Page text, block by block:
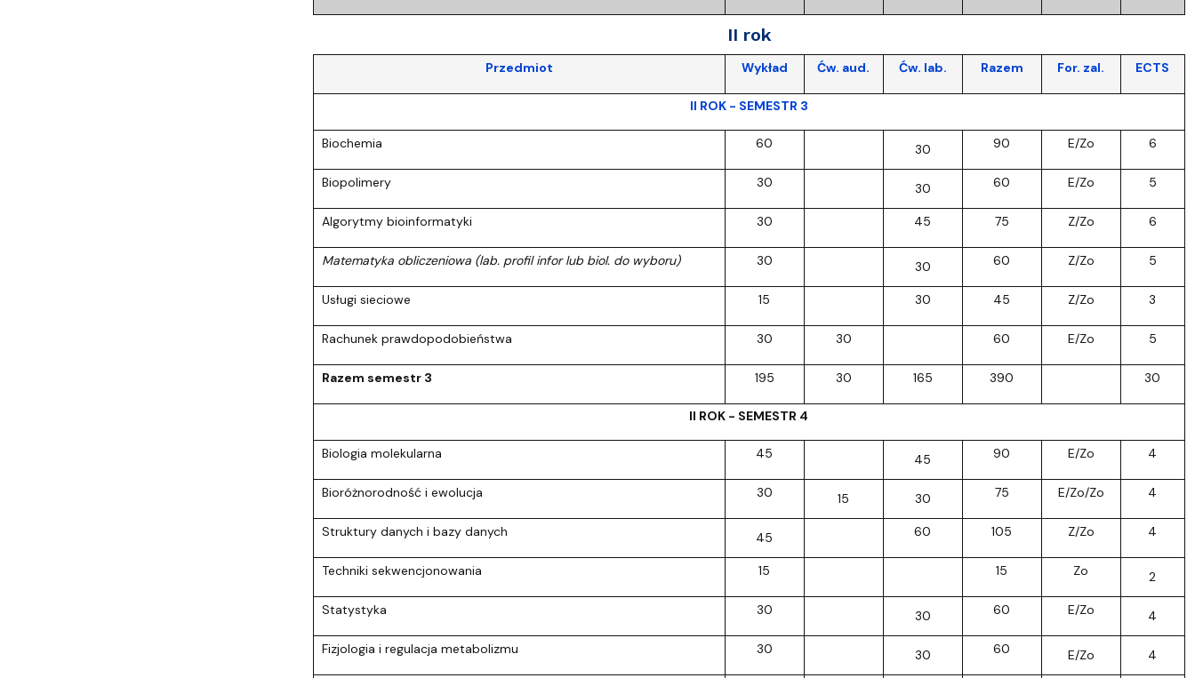
II rok
Przedmiot Wykład Ćw. aud. Ćw. lab. Razem For. zal. ECTS
II ROK - SEMESTR 3
Biochemia 60 30 90 E/Zo 6
Biopolimery 30 30 60 E/Zo 5
Algorytmy bioinformatyki 30 45 75 Z/Zo 6
Matematyka obliczeniowa (lab. profil infor lub biol. do wyboru) 30 30 60 Z/Zo 5
Usługi sieciowe 15 30 45 Z/Zo 3
Rachunek prawdopodobieństwa 30 30 60 E/Zo 5
Razem semestr 3 195 30 165 390 30
II ROK - SEMESTR 4
Biologia molekularna 45 45 90 E/Zo 4
Bioróżnorodność i ewolucja 30 15 30 75 E/Zo/Zo 4
Struktury danych i bazy danych 45 60 105 Z/Zo 4
Techniki sekwencjonowania 15 15 Zo 2
Statystyka 30 30 60 E/Zo 4
Fizjologia i regulacja metabolizmu 30 30 60 E/Zo 4